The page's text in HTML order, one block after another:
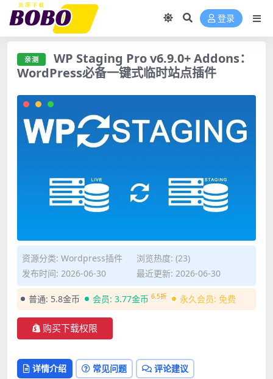
登录
亲测
WP Staging Pro v6.9.0+ Addons：
WordPress必备一键式临时站点插件
亲测 WP Staging Pro v6.9.0+ Addons：WordPress必备一
键式临时站点插件">
资源分类: Wordpress插件
浏览热度: (23)
发布时间: 2026-06-30
最近更新: 2026-06-30
普通: 5.8金币 会员: 3.77金币 6.5折 永久会员: 免费
购买下载权限
详情介绍 常见问题 评论建议